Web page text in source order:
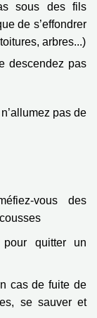
sous des fils
de s’effondrer
arbres...)
descendez pas
pas de
vous des
quitter un
cas de fuite de
se sauver et